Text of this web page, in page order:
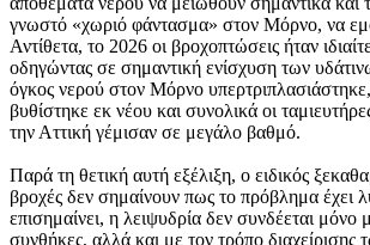
γνωστό «χωριό φάντασμα» στον Μόρνο, να
Αντίθετα, το 2026 οι βροχοπτώσεις ήταν
οδηγώντας σε σημαντική ενίσχυση των
όγκος νερού στον Μόρνο
βυθίστηκε εκ νέου και συνολικά οι
την Αττική γέμισαν σε μεγάλο βαθμό.
Παρά τη θετική αυτή εξέλιξη, ο ειδικός
βροχές δεν σημαίνουν πως το πρόβλημα έχει
επισημαίνει, η λειψυδρία δεν συνδέεται μόνο
συνθήκες, αλλά και με τον τρόπο διαχείρισης